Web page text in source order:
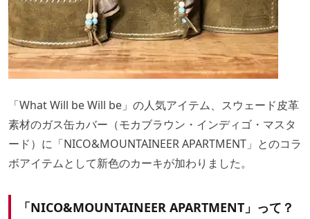
「What Will be Will be」の人気アイテム、スウェード皮革
素材のガス缶カバー（モカブラウン・インディゴ・マスタ
ード）に「NICO&MOUNTAINEER APARTMENT」とのコラ
ボアイテムとして新色のカーキが加わりました。
「NICO&MOUNTAINEER APARTMENT」って？